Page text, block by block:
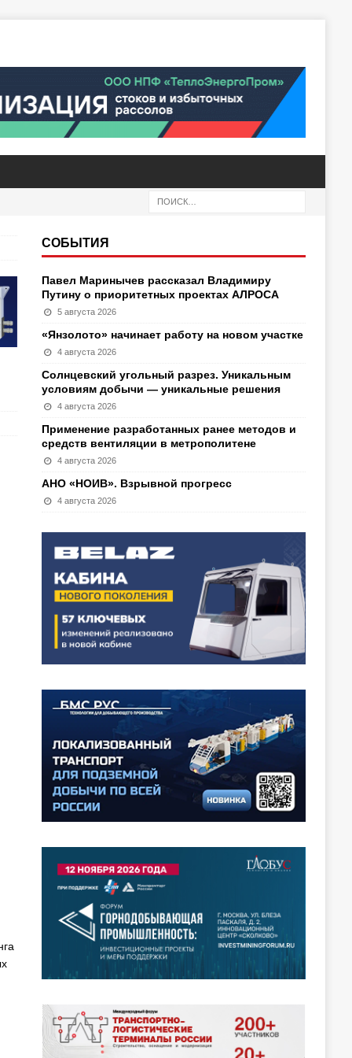
СОБЫТИЯ
Павел Маринычев рассказал Владимиру
Путину о приоритетных проектах АЛРОСА
5 августа 2026
«Янзолото» начинает работу на новом участке
4 августа 2026
Солнцевский угольный разрез. Уникальным
условиям добычи — уникальные решения
4 августа 2026
Применение разработанных ранее методов и
средств вентиляции в метрополитене
4 августа 2026
АНО «НОИВ». Взрывной прогресс
4 августа 2026